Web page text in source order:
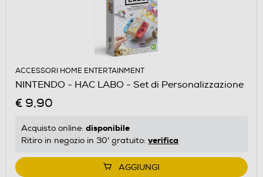
ACCESSORI HOME ENTERTAINMENT
NINTENDO - HAC LABO - Set di Personalizzazione
€ 9,90
Acquisto online: disponibile
Ritiro in negozio in 30' gratuito: verifica
AGGIUNGI